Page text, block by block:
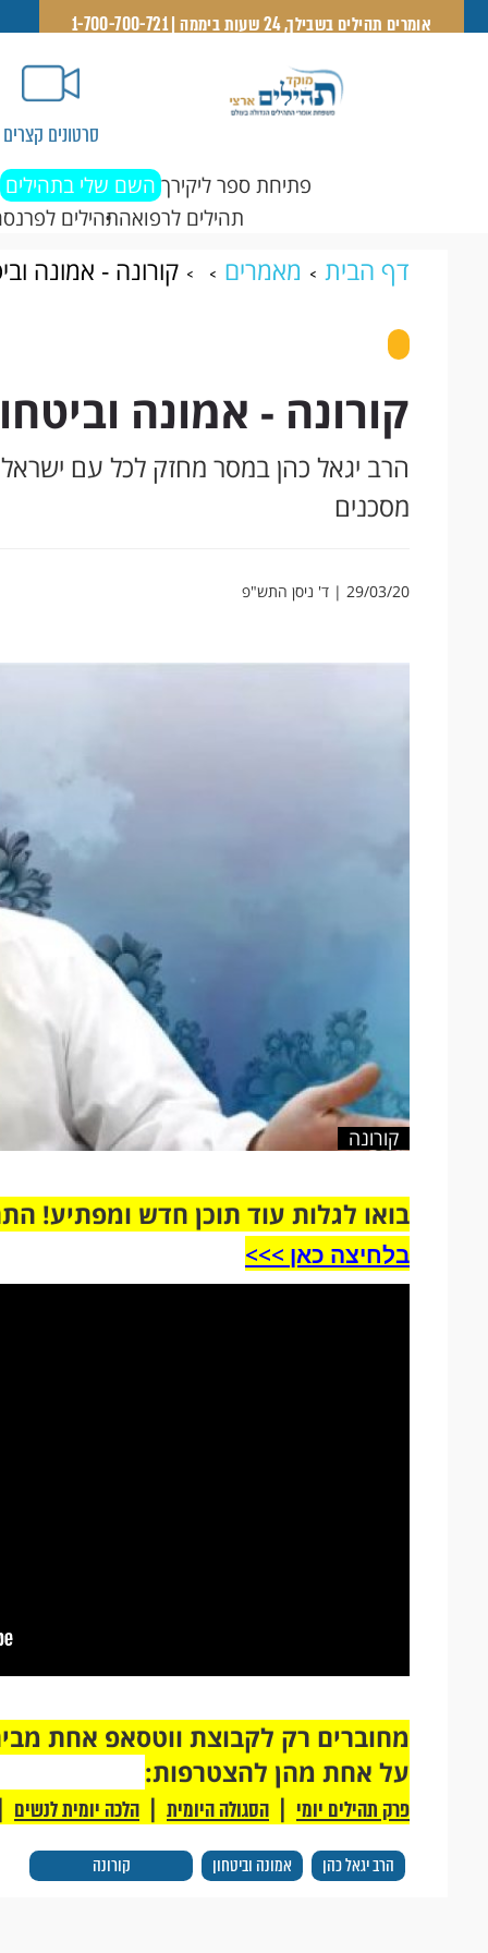
אומרים תהילים בשבילך, 24 שעות ביממה | 1-700-700-721
סרטונים קצרים
פתיחת ספר ליקירך השם שלי בתהילים
תהילים לרפואהתהילים
דף הבית מאמרים קורונה - אמונה
קורונה - אמונה
הרב יגאל כהן במסר מחזק לכל עם
מסכנים
29/03/20 | ד' ניסן התש"פ
קורונה
בואו לגלות עוד תוכן חדש ומפתיע!
בלחיצה כאן >>>​
הרב יגאל כהן אמונה וביטחון קורונה
על אחת מהן להצטרפות:
פרק תהילים יומי | הסגולה היומית | הלכה יומית לנשים |